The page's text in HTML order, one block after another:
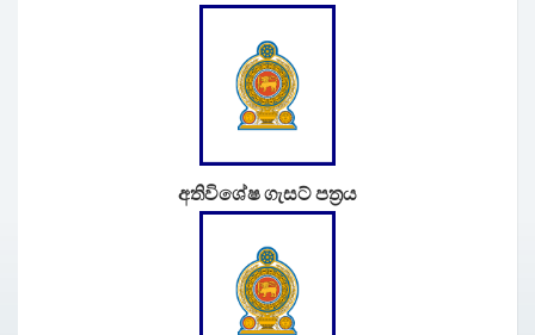
අතිවිශේෂ ගැසට් පත්‍රය